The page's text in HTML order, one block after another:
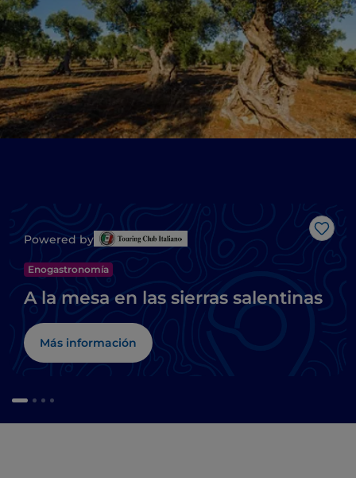
Me
Powered by
Enogastronomía
A la mesa en las sierras salentinas
Más información